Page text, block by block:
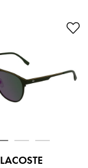
LACOSTE